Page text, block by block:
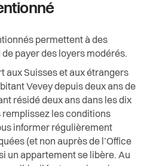
(AIL)
locataires (ASLOCA)
contre l’incendie et
canton de Vaud (ECA)
permettent à des
payer des loyers modérés.
aux Suisses et aux étrangers
Vevey depuis deux ans de
résidé deux ans dans les dix
remplissez les conditions
informer régulièrement
(et non auprès de l’Office
un appartement se libère. Au